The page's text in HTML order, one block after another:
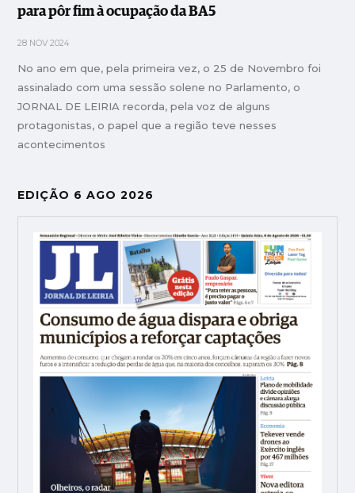
para pôr fim à ocupação da BA5
28 NOV 2024
No ano em que, pela primeira vez, o 25 de Novembro foi
assinalado com uma sessão solene no Parlamento, o
JORNAL DE LEIRIA recorda, pela voz de alguns
protagonistas, o papel que a região teve nesses
acontecimentos
EDIÇÃO 6 AGO 2026